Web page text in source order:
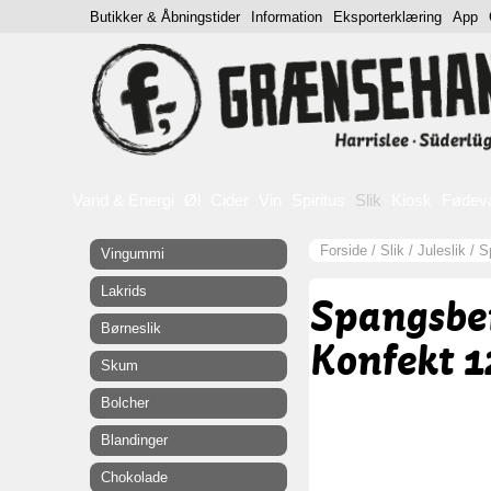
Slik
Forside / Slik / Juleslik /
Konfekt
Vingummi
Lakrids
Børneslik
Skum
Bolcher
Blandinger
Chokolade
Butikker & Åbningstider Information Eksporterklæring App